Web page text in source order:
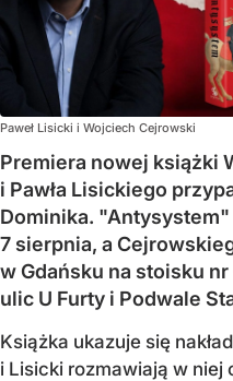
Paweł Lisicki i Wojciech Cejrowski
Premiera nowej książki
i Pawła Lisickiego
Dominika.
7 sierpnia, a
w Gdańsku na stoisku
ulic U Furty i Podwale
Książka ukazuje się
i Lisicki rozmawiają w niej